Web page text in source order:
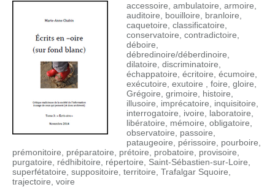
accessoire, ambulatoire, armoire,
auditoire, bouilloire, branloire,
caquetoire, classificatoire,
conservatoire, contradictoire,
déboire,
débredinoire/déberdinoire,
dilatoire, discriminatoire,
échappatoire, écritoire, écumoire,
exécutoire, exutoire , foire, gloire,
Grégoire, grimoire, histoire,
illusoire, imprécatoire, inquisitoire,
interrogatoire, ivoire, laboratoire,
libératoire, mémoire, obligatoire,
observatoire, passoire,
pataugeoire, périssoire, pourboire,
prémonitoire, préparatoire, prétoire, probatoire, provisoire,
purgatoire, rédhibitoire, répertoire, Saint-Sébastien-sur-Loire,
superfétatoire, suppositoire, territoire, Trafalgar Squoire,
trajectoire, voire